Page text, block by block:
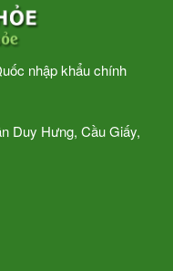
nhập khẩu chính
Duy Hưng, Cầu Giấy,